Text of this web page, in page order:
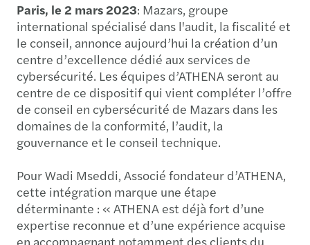
Paris, le 2 mars 2023: Mazars, groupe
international spécialisé dans l'audit, la fiscalité et
le conseil, annonce aujourd’hui la création d’un
centre d’excellence dédié aux services de
cybersécurité. Les équipes d’ATHENA seront au
centre de ce dispositif qui vient compléter l’offre
de conseil en cybersécurité de Mazars dans les
domaines de la conformité, l’audit, la
gouvernance et le conseil technique.
Pour Wadi Mseddi, Associé fondateur d’ATHENA,
cette intégration marque une étape
déterminante : « ATHENA est déjà fort d’une
expertise reconnue et d’une expérience acquise
en accompagnant notamment des clients du